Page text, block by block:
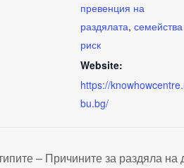
превенция на
раздялата,
риск
Website:
https://
bu.bg/
– Причините за раздяла